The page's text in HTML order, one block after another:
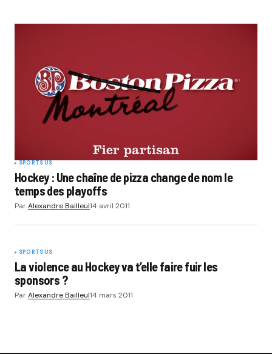
SPORTS US
Hockey : Une chaîne de pizza change de nom le
temps des playoffs
ParAlexandre Bailleul14 avril 2011
SPORTS US
La violence au Hockey va t’elle faire fuir les
sponsors ?
ParAlexandre Bailleul14 mars 2011